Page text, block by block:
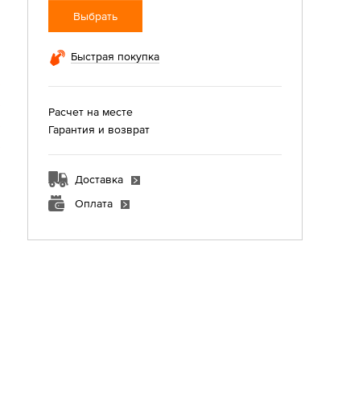
Выбрать
Быстрая покупка
Расчет на месте
Гарантия и возврат
Доставка
Оплата